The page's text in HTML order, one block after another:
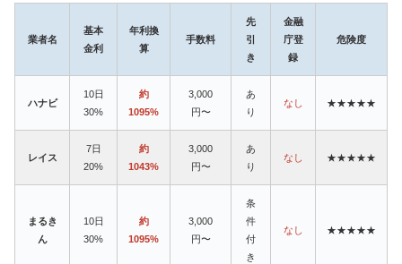
業者名
基本
金利
年利換
算
手数料
先
引
き
金融
庁登
録
危険度
ハナビ
10日
30%
約
1095%
3,000
円〜
あ
り
なし ★★★★★
レイス
7日
20%
約
1043%
3,000
円〜
あ
り
なし ★★★★★
まるき
ん
10日
30%
約
1095%
3,000
円〜
条
件
付
き
なし ★★★★★